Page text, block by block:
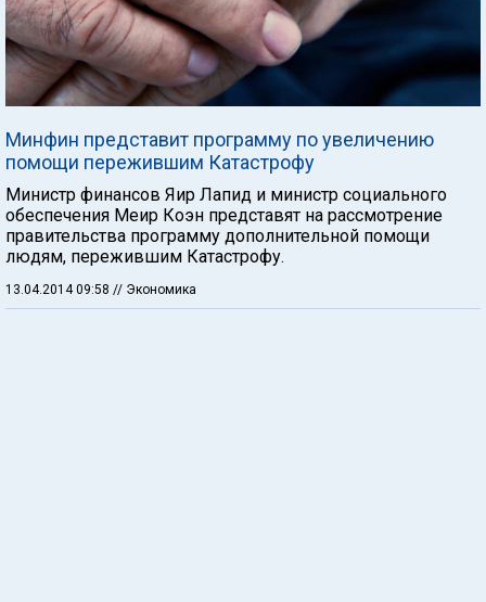
Минфин представит программу по увеличению
помощи пережившим Катастрофу
Министр финансов Яир Лапид и министр социального
обеспечения Меир Коэн представят на рассмотрение
правительства программу дополнительной помощи
людям, пережившим Катастрофу.
13.04.2014 09:58 // Экономика